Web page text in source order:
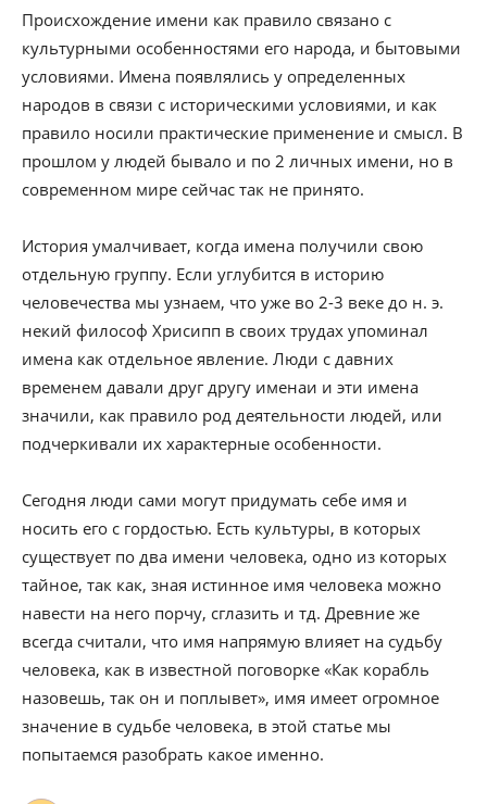
Происхождение имени как правило связано с
культурными особенностями его народа, и бытовыми
условиями. Имена появлялись у определенных
народов в связи с историческими условиями, и как
правило носили практические применение и смысл. В
прошлом у людей бывало и по 2 личных имени, но в
современном мире сейчас так не принято.
История умалчивает, когда имена получили свою
отдельную группу. Если углубится в историю
человечества мы узнаем, что уже во 2-3 веке до н. э.
некий философ Хрисипп в своих трудах упоминал
имена как отдельное явление. Люди с давних
временем давали друг другу именаи и эти имена
значили, как правило род деятельности людей, или
подчеркивали их характерные особенности.
Сегодня люди сами могут придумать себе имя и
носить его с гордостью. Есть культуры, в которых
существует по два имени человека, одно из которых
тайное, так как, зная истинное имя человека можно
навести на него порчу, сглазить и тд. Древние же
всегда считали, что имя напрямую влияет на судьбу
человека, как в известной поговорке «Как корабль
назовешь, так он и поплывет», имя имеет огромное
значение в судьбе человека, в этой статье мы
попытаемся разобрать какое именно.